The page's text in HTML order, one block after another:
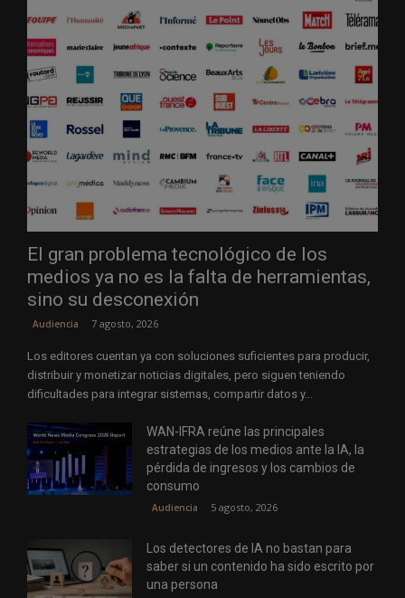
El gran problema tecnológico de los
medios ya no es la falta de herramientas,
sino su desconexión
Audiencia 7 agosto, 2026
Los editores cuentan ya con soluciones suficientes para producir,
distribuir y monetizar noticias digitales, pero siguen teniendo
dificultades para integrar sistemas, compartir datos y...
WAN-IFRA reúne las principales
estrategias de los medios ante la IA, la
pérdida de ingresos y los cambios de
consumo
Audiencia 5 agosto, 2026
Los detectores de IA no bastan para
saber si un contenido ha sido escrito por
una persona